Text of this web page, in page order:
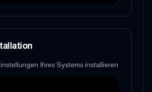
Ihres Systems installieren